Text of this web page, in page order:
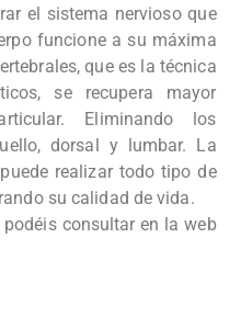
el sistema nervioso que
funcione a su máxima
que es la técnica
se recupera mayor
Eliminando los
dorsal y lumbar. La
realizar todo tipo de
su calidad de vida.
consultar en la web